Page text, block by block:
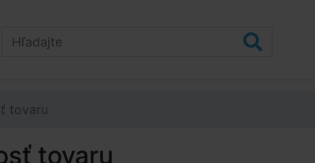
tovaru
tovaru